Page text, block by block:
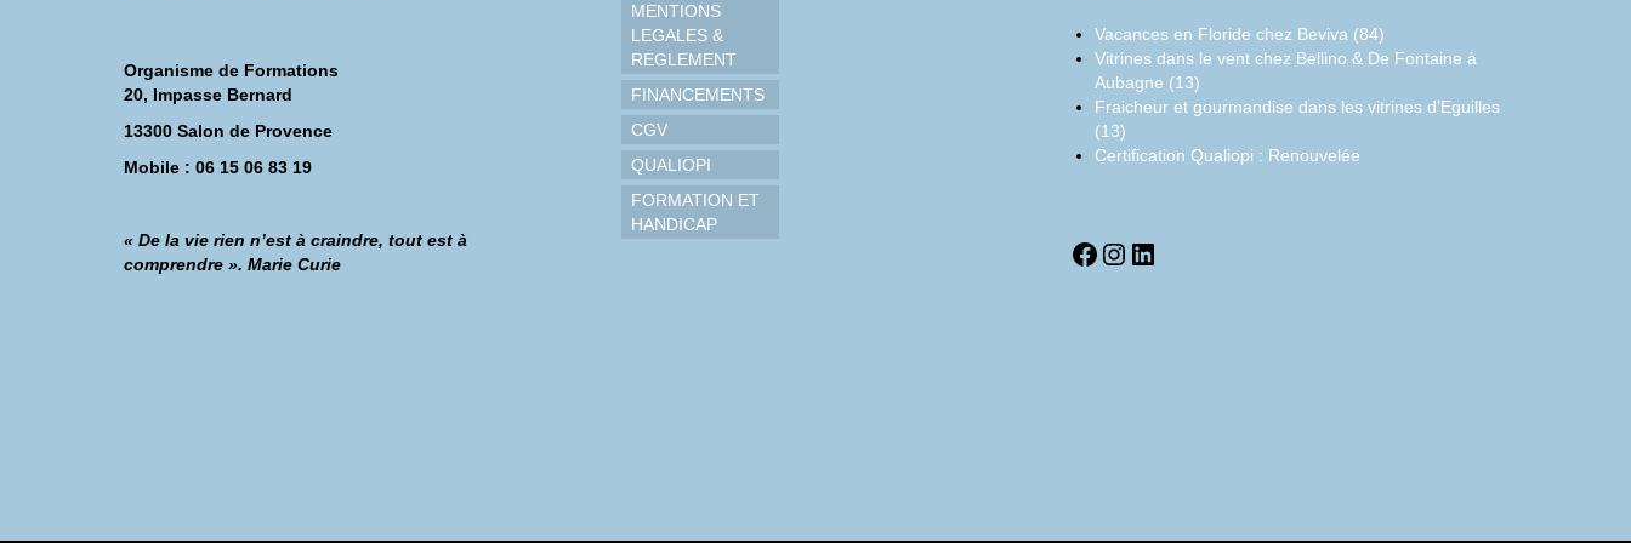
Organisme de Formations
20, Impasse Bernard
13300 Salon de Provence
Mobile : 06 15 06 83 19
« De la vie rien n’est à craindre, tout est à
comprendre ». Marie Curie
MENTIONS
LEGALES &
REGLEMENT
FINANCEMENTS
CGV
QUALIOPI
FORMATION ET
HANDICAP
Vacances en Floride chez Beviva (84)
Vitrines dans le vent chez Bellino & De Fontaine à
Aubagne (13)
Fraicheur et gourmandise dans les vitrines d’Eguilles
(13)
Certification Qualiopi : Renouvelée
Facebook
Instagram
LinkedIn